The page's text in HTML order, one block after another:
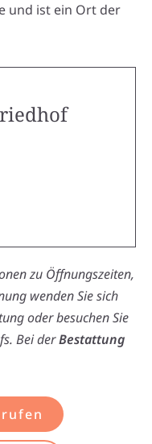
und ist ein Ort der
zu Öffnungszeiten,
wenden Sie sich
oder besuchen Sie
Bei derBestattung